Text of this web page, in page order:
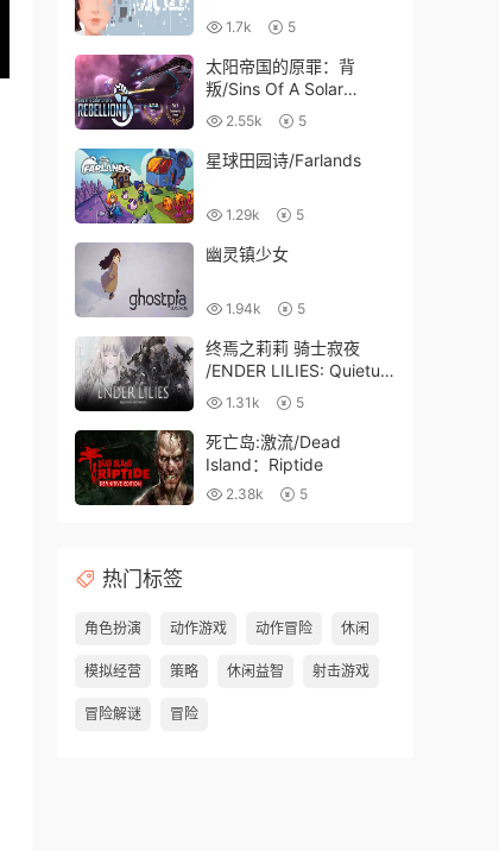
1.7k 5
太阳帝国的原罪：背
叛/Sins Of A Solar
Empire: Rebellion
2.55k 5
星球田园诗/Farlands
1.29k 5
幽灵镇少女
1.94k 5
终焉之莉莉 骑士寂夜
/ENDER LILIES: Quietus
of the Knights
1.31k 5
死亡岛:激流/Dead
Island：Riptide
2.38k 5
热门标签
角色扮演 动作游戏 动作冒险 休闲
模拟经营 策略 休闲益智 射击游戏
冒险解谜 冒险